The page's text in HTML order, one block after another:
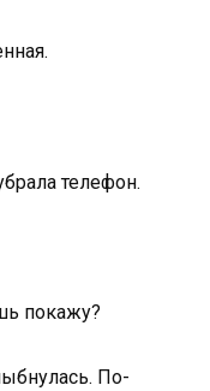
телефон.
покажу?
По-